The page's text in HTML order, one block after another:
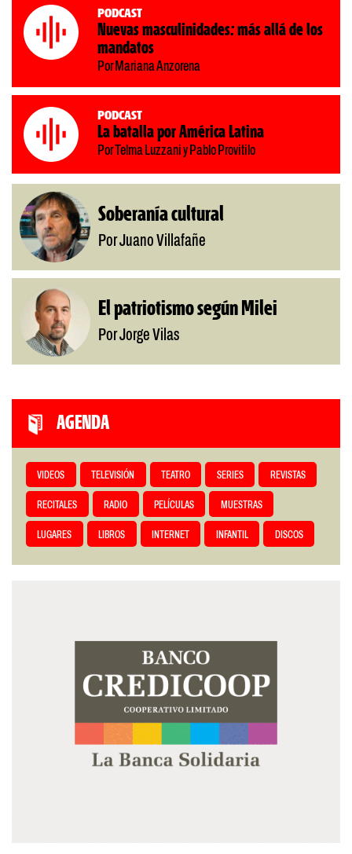
Podcast
Nuevas masculinidades: más allá de los
mandatos
Por Mariana Anzorena
Podcast
La batalla por América Latina
Por Telma Luzzani y Pablo Provitilo
Soberanía cultural
Por Juano Villafañe
El patriotismo según Milei
Por Jorge Vilas
AGENDA
VIDEOS TELEVISIÓN TEATRO SERIES REVISTAS
RECITALES RADIO PELÍCULAS MUESTRAS
LUGARES LIBROS INTERNET INFANTIL DISCOS